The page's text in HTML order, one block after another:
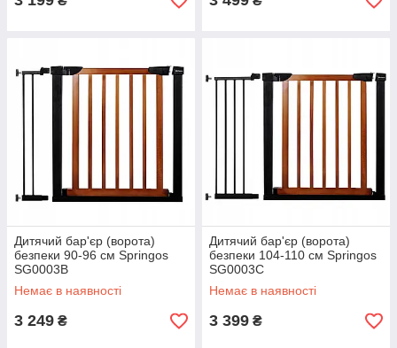
Дитячий бар'єр (ворота)
безпеки 90-96 см Springos
SG0003B
Немає в наявності
3 249 ₴
Дитячий бар'єр (ворота)
безпеки 104-110 см Springos
SG0003C
Немає в наявності
3 399 ₴